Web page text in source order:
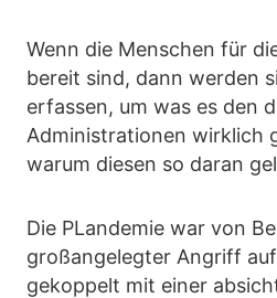
Wenn die Menschen für
bereit sind, dann werden
erfassen, um was es den
Administrationen wirklich
warum diesen so daran
Die PLandemie war von
großangelegter Angriff
gekoppelt mit einer